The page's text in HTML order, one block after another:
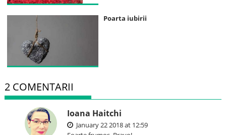
Poarta iubirii
2 COMENTARII
Ioana Haitchi
January 22 2018 at 12:59